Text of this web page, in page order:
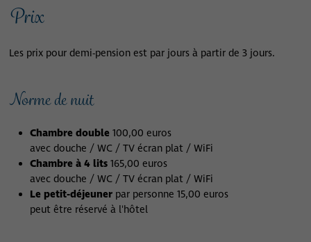
Prix
Les prix pour demi-pension est par jours à partir de 3 jours.
Norme de nuit
Chambre double100,00 euros
avec douche / WC / TV écran plat / WiFi
Chambre à 4 lits165,00 euros
avec douche / WC / TV écran plat / WiFi
Le petit-déjeunerpar personne 15,00 euros
peut être réservé à l'hôtel